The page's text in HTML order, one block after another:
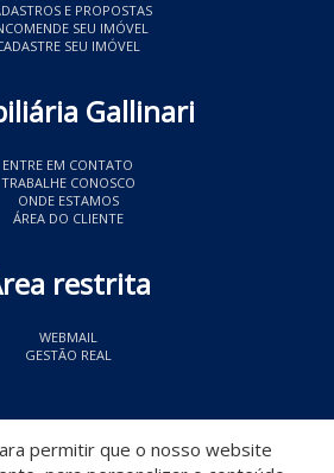
E PROPOSTAS
SEU IMÓVEL
SEU IMÓVEL
Gallinari
ENTRE EM CONTATO
TRABALHE CONOSCO
ONDE ESTAMOS
ÁREA DO CLIENTE
restrita
WEBMAIL
GESTÃO REAL
permitir que o nosso website